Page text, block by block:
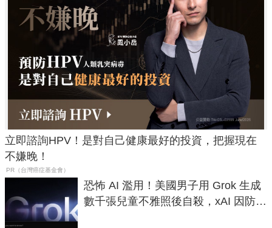
立即諮詢HPV！是對自己健康最好的投資，把握現在
不嫌晚！
PR（台灣癌症基金會）
恐怖 AI 濫用！美國男子用 Grok 生成
數千張兒童不雅照後自殺，xAI 因防護